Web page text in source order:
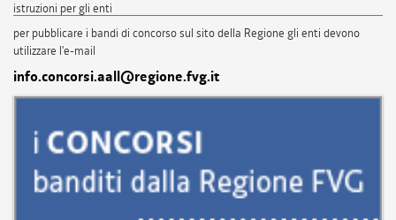
istruzioni per gli enti
per pubblicare i bandi di concorso sul sito della Regione gli enti devono
utilizzare l'e-mail
info.concorsi.aall@regione.fvg.it